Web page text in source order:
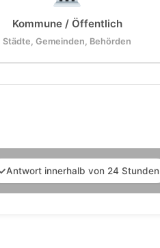
Kommune / Öffentlich
Städte, Gemeinden, Behörden
Antwort innerhalb von 24 Stunden